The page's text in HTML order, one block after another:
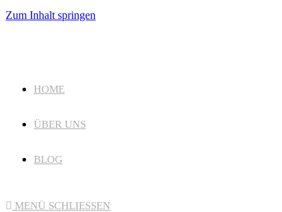
Zum Inhalt springen
HOME
ÜBER UNS
BLOG
MENÜ SCHLIESSEN